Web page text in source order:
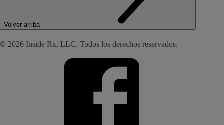
Volver arriba
© 2026 Inside Rx, LLC. Todos los derechos reservados.